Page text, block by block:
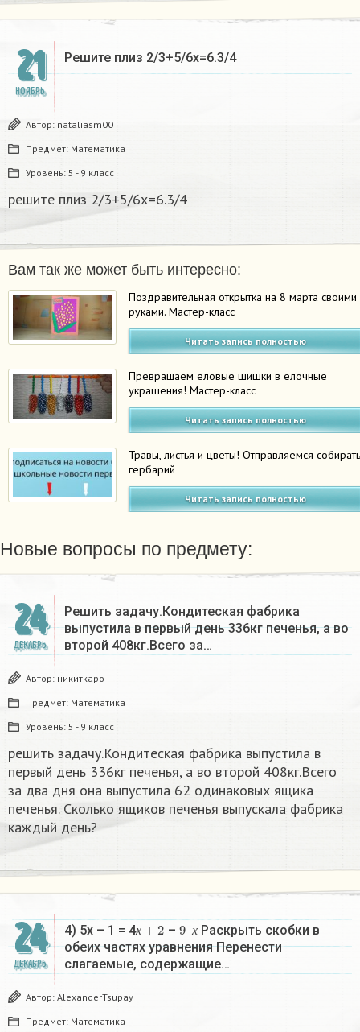
21
НОЯБРЬ
Решите плиз 2/3+5/6х=6.3/4
Автор: nataliasm00
Предмет: Математика
Уровень: 5 - 9 класс
решите плиз 2/3+5/6х=6.3/4
Вам так же может быть интересно:
Поздравительная открытка на 8 марта своими
руками. Мастер-класс
Читать запись полностью
Превращаем еловые шишки в елочные
украшения! Мастер-класс
Читать запись полностью
Травы, листья и цветы! Отправляемся
гербарий
Читать запись полностью
Новые вопросы по предмету:
24
ДЕКАБРЬ
Решить задачу.Кондитеская фабрика
выпустила в первый день 336кг печенья, а во
второй 408кг.Всего за…
Автор: никиткаро
Предмет: Математика
Уровень: 5 - 9 класс
решить задачу.Кондитеская фабрика выпустила в
первый день 336кг печенья, а во второй 408кг.Всего
за два дня она выпустила 62 одинаковых ящика
печенья. Сколько ящиков печенья выпускала фабрика
каждый день?
24
ДЕКАБРЬ
4) 5х – 1 = 4х
х+2 – х
9–
х
Раскрыть скобки в
обеих частях уравнения Перенести
слагаемые, содержащие…
Автор: AlexanderTsupay
Предмет: Математика